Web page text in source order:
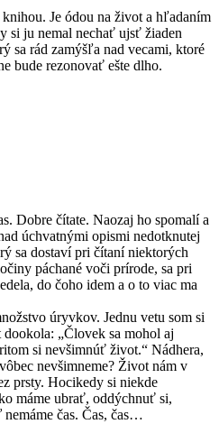
Je ódou na život a hľadaním
si ju nemal nechať ujsť žiaden
sa rád zamýšľa nad vecami, ktoré
bude rezonovať ešte dlho.
Dobre čítate. Naozaj ho spomalí a
úchvatnými opismi nedotknutej
sa dostaví pri čítaní niektorých
páchané voči prírode, sa pri
do čoho idem a o to viac ma
úryvkov. Jednu vetu som si
„Človek sa mohol aj
si nevšimnúť život.“ Nádhera,
nevšimneme? Život nám v
prsty. Hocikedy si niekde
máme ubrať, oddýchnuť si,
čas. Čas, čas…